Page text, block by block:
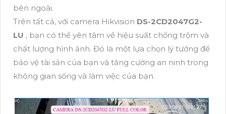
bên ngoài.
Trên tất cả, với camera Hikvision DS-2CD2047G2-
LU , bạn có thể yên tâm về hiệu suất chống trộm và
chất lượng hình ảnh. Đó là một lựa chọn lý tưởng để
bảo vệ tài sản của bạn và tăng cường an ninh trong
không gian sống và làm việc của bạn.